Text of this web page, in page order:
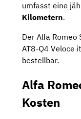
umfasst eine
Kilometern.
Der Alfa
AT8-Q4 Veloce
bestellbar.
Alfa
Kosten